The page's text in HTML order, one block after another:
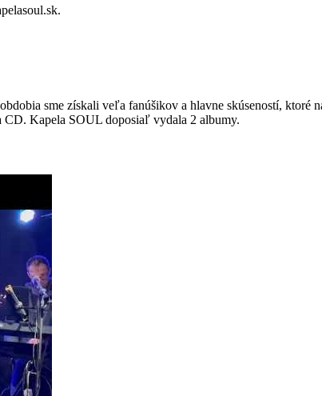
sme získali veľa fanúšikov a hlavne skúseností, ktoré
Kapela SOUL doposiaľ vydala 2 albumy.